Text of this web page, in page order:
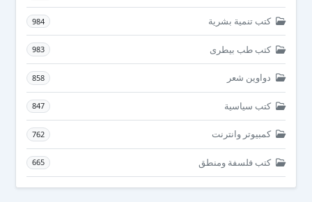
كتب تنمية بشرية 984
كتب طب بيطرى 983
دواوين شعر 858
كتب سياسية 847
كمبيوتر وانترنت 762
كتب فلسفة ومنطق 665